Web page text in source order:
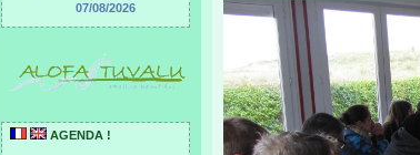
07/08/2026
AGENDA !